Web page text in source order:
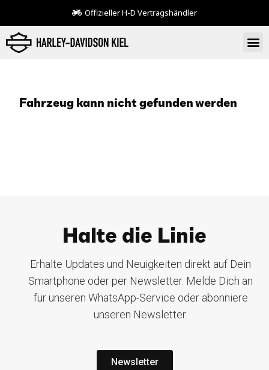
Offizieller H-D Vertragshändler
Fahrzeug kann nicht gefunden werden
Halte die Linie
Erhalte Updates und Neuigkeiten direkt auf Dein
Smartphone oder per Newsletter. Melde Dich an
für unseren WhatsApp-Service oder abonniere
unseren Newsletter.
Newsletter